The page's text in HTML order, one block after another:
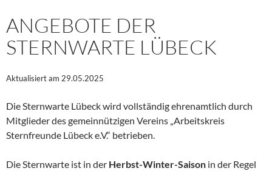
ANGEBOTE DER
STERNWARTE LÜBECK
Aktualisiert am 29.05.2025
Die Sternwarte Lübeck wird vollständig ehrenamtlich durch
Mitglieder des gemeinnützigen Vereins „Arbeitskreis
Sternfreunde Lübeck e.V.“ betrieben.
Die Sternwarte ist in der Herbst-Winter-Saison in der Regel